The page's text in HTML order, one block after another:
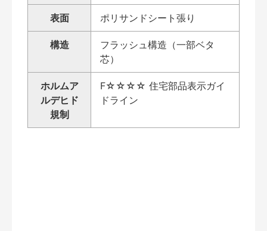
表面 ポリサンドシート張り
構造
フラッシュ構造（一部ベタ
芯）
ホルムア
ルデヒド
規制
F☆☆☆☆ 住宅部品表示ガイ
ドライン